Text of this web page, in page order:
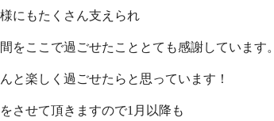
にもたくさん支えられ
をここで過ごせたこととても感謝しています。
と楽しく過ごせたらと思っています！
させて頂きますので1月以降も